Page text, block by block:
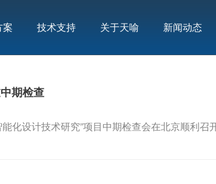
案 技术支持 关于天喻 新闻动态
期检查
化设计技术研究”项目中期检查会在北京顺利召开